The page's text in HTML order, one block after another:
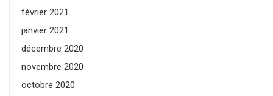
février 2021
janvier 2021
décembre 2020
novembre 2020
octobre 2020